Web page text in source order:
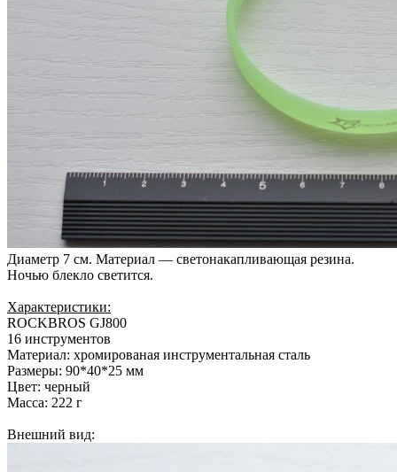
Диаметр 7 см. Материал — светонакапливающая резина.
Ночью блекло светится.
Характеристики:
ROCKBROS GJ800
16 инструментов
Материал: хромированая инструментальная сталь
Размеры: 90*40*25 мм
Цвет: черный
Масса: 222 г
Внешний вид: